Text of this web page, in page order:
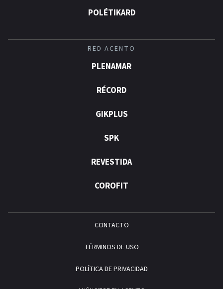
POLÉTIKARD
RED ACENTO
PLENAMAR
RÉCORD
GIKPLUS
SPK
REVESTIDA
COROFIT
CONTACTO
TÉRMINOS DE USO
POLÍTICA DE PRIVACIDAD